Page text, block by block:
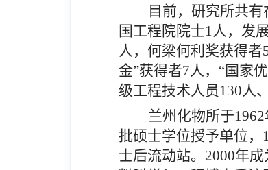
目前，研究所共
国工程院院士1人，发
人，何梁何利奖获得
金”获得者7人，“国家
级工程技术人员130人
兰州化物所于
批硕士学位授予单位，
士后流动站。2000年